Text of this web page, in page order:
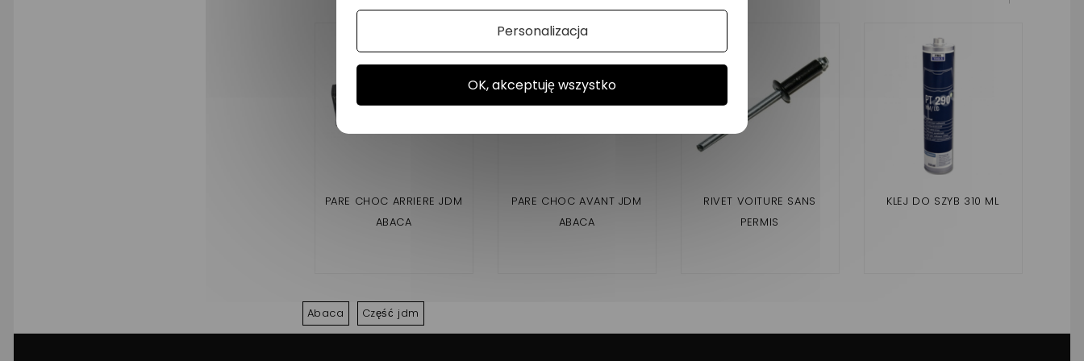
PARE CHOC ARRIERE JDM
ABACA
PARE CHOC AVANT JDM
ABACA
RIVET VOITURE SANS
PERMIS
KLEJ DO SZYB 310 ML
Abaca Część jdm
OK, akceptuję wszystko
Personalizacja